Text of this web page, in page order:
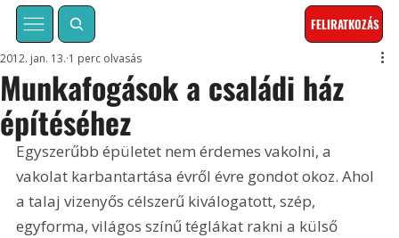
FELIRATKOZÁS
Munkafogások a családi ház
építéséhez
2012. jan. 13. 1 perc olvasás
Egyszerűbb épületet nem érdemes vakolni, a
vakolat karbantartása évről évre gondot okoz. Ahol
a talaj vizenyős célszerű kiválogatott, szép,
egyforma, világos színű téglákat rakni a külső